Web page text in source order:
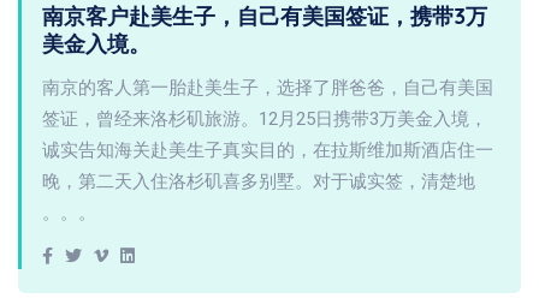
南京客户赴美生子，自己有美国签证，携带3万
美金入境。
南京的客人第一胎赴美生子，选择了胖爸爸，自己有美国
签证，曾经来洛杉矶旅游。12月25日携带3万美金入境，
诚实告知海关赴美生子真实目的，在拉斯维加斯酒店住一
晚，第二天入住洛杉矶喜多别墅。对于诚实签，清楚地
。。。